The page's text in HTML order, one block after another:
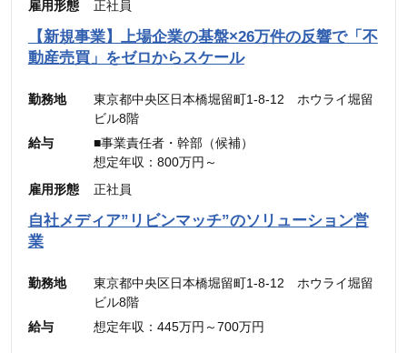
雇用形態 正社員
【新規事業】上場企業の基盤×26万件の反響で「不
動産売買」をゼロからスケール
勤務地
東京都中央区日本橋堀留町1-8-12 ホウライ堀留
ビル8階
給与
■事業責任者・幹部（候補）
想定年収：800万円～
月給：48万4,900円～
（固定残業代：45時間分【12万5,600円～】含
金は別途追加支給
■メンバー・リーダー
想定年収：500万円～800万円
雇用形態 正社員
自社メディア”リビンマッチ”のソリューション営
業
勤務地
東京都中央区日本橋堀留町1-8-12 ホウライ堀留
ビル8階
給与
想定年収：445万円～700万円